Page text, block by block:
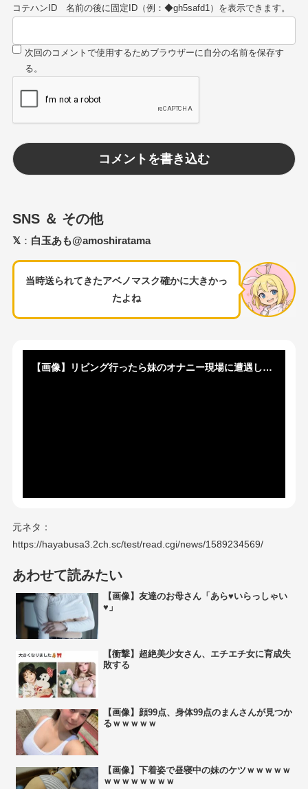
コテハンID
SNS ＆ その他
𝕏 ： 白玉あも@amoshiratama
当時送られてきたアベノマスク確かに大きかっ
たよね
【画像】リビング行ったら妹のオナニー現場に遭遇したｗｗｗｗｗｗｗｗｗｗｗｗ
元ネタ：
https://hayabusa3.2ch.sc/test/read.cgi/news/1589234569/
あわせて読みたい
【画像】友達のお母さん「あら♥いらっしゃい
♥」
【衝撃】超絶美少女さん、エチエチ女に育成失
敗する
【画像】顔99点、身体99点のまんさんが見つか
るｗｗｗｗｗ
【画像】下着姿で昼寝中の妹のケツｗｗｗｗｗ
ｗｗｗｗｗｗｗｗ